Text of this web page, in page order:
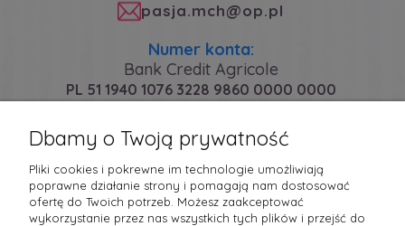
MOJE KONTO
PŁATNOŚCI I DOSTAWA
pasja.mch@op.pl
Numer konta:
Bank Credit Agricole
PL 51 1940 1076 3228 9860 0000 0000
Dbamy o Twoją prywatność
Pliki cookies i pokrewne im technologie umożliwiają
poprawne działanie strony i pomagają nam dostosować
ofertę do Twoich potrzeb. Możesz zaakceptować
wykorzystanie przez nas wszystkich tych plików i przejść do